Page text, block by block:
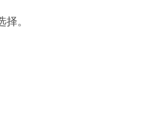
。